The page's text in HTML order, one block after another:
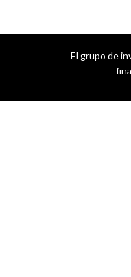
El grupo de